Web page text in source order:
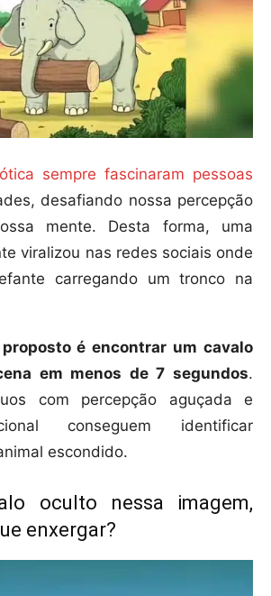
sempre fascinaram pessoas
desafiando nossa percepção
mente. Desta forma, uma
viralizou nas redes sociais onde
carregando um tronco na
é encontrar um cavalo
em menos de 7 segundos.
com percepção aguçada e
conseguem identificar
escondido.
oculto nessa imagem,
enxergar?